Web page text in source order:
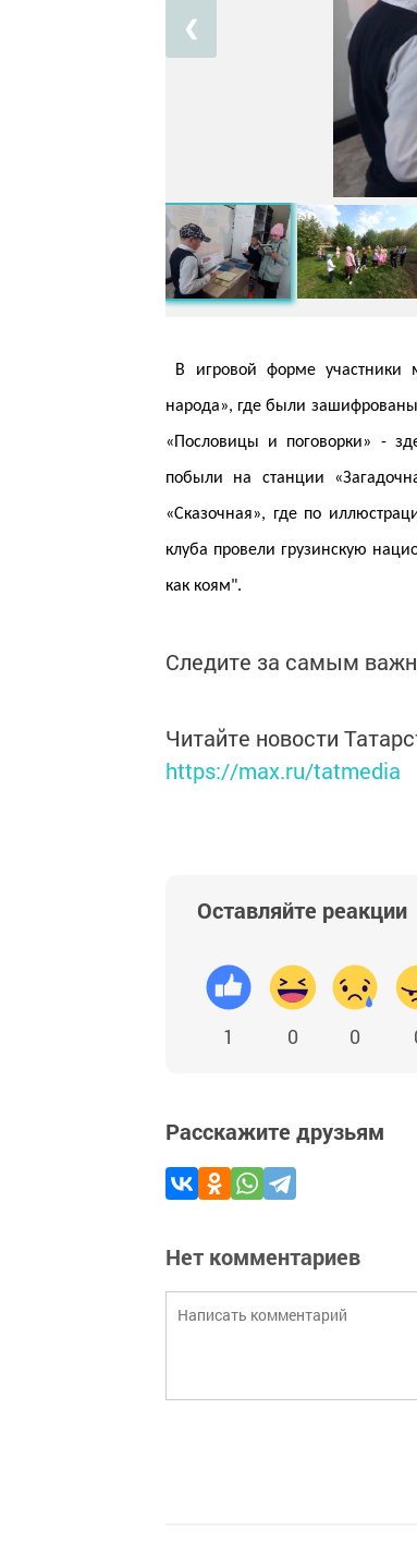
❮
В игровой форме участники
народа», где были
«Пословицы и поговорки» -
побыли на станции
«Сказочная», где по
клуба провели грузинскую
как коям".
Следите за самым
Читайте новости
https://max.ru/tatmedia
Оставляйте реакции
1 0 0
Расскажите друзьям
Нет комментариев